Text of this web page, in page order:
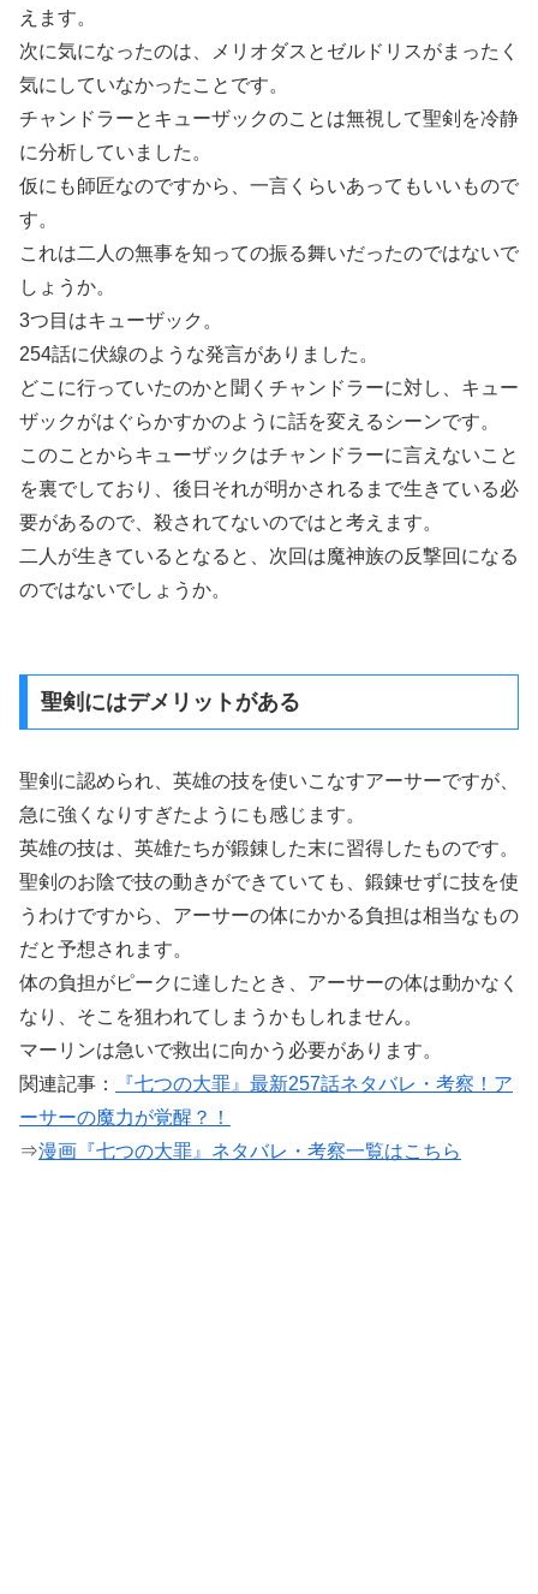
えます。
次に気になったのは、メリオダスとゼルドリスがまったく
気にしていなかったことです。
チャンドラーとキューザックのことは無視して聖剣を冷静
に分析していました。
仮にも師匠なのですから、一言くらいあってもいいもので
す。
これは二人の無事を知っての振る舞いだったのではないで
しょうか。
3つ目はキューザック。
254話に伏線のような発言がありました。
どこに行っていたのかと聞くチャンドラーに対し、キュー
ザックがはぐらかすかのように話を変えるシーンです。
このことからキューザックはチャンドラーに言えないこと
を裏でしており、後日それが明かされるまで生きている必
要があるので、殺されてないのではと考えます。
二人が生きているとなると、次回は魔神族の反撃回になる
のではないでしょうか。
聖剣にはデメリットがある
聖剣に認められ、英雄の技を使いこなすアーサーですが、
急に強くなりすぎたようにも感じます。
英雄の技は、英雄たちが鍛錬した末に習得したものです。
聖剣のお陰で技の動きができていても、鍛錬せずに技を使
うわけですから、アーサーの体にかかる負担は相当なもの
だと予想されます。
体の負担がピークに達したとき、アーサーの体は動かなく
なり、そこを狙われてしまうかもしれません。
マーリンは急いで救出に向かう必要があります。
関連記事：
『七つの大罪』最新257話ネタバレ・考察！ア
ーサーの魔力が覚醒？！
⇒漫画『七つの大罪』ネタバレ・考察一覧はこちら